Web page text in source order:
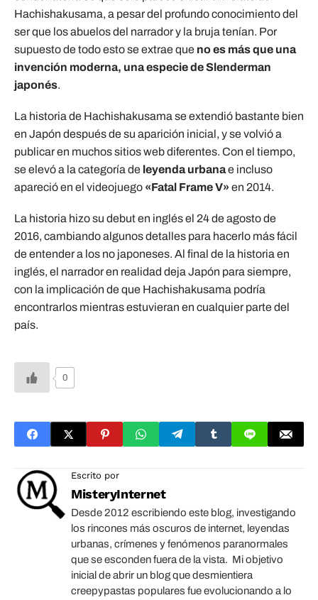
Hachishakusama, a pesar del profundo conocimiento del
ser que los abuelos del narrador y la bruja tenían. Por
supuesto de todo esto se extrae que no es más que una
invención moderna, una especie de Slenderman
japonés.
La historia de Hachishakusama se extendió bastante bien
en Japón después de su aparición inicial, y se volvió a
publicar en muchos sitios web diferentes. Con el tiempo,
se elevó a la categoría de leyenda urbanae incluso
apareció en el videojuego «Fatal Frame V» en 2014.
La historia hizo su debut en inglés el 24 de agosto de
2016, cambiando algunos detalles para hacerlo más fácil
de entender a los no japoneses. Al final de la historia en
inglés, el narrador en realidad deja Japón para siempre,
con la implicación de que Hachishakusama podría
encontrarlos mientras estuvieran en cualquier parte del
país.
0
Escrito por
MisteryInternet
Desde 2012 escribiendo este blog, investigando
los rincones más oscuros de internet, leyendas
urbanas, crímenes y fenómenos paranormales
que se esconden fuera de la vista. Mi objetivo
inicial de abrir un blog que desmientiera
creepypastas populares fue evolucionando a lo